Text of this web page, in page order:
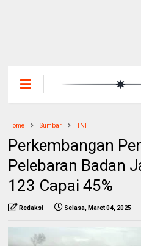
Home Sumbar TNI
Perkembangan
Pelebaran Badan
123 Capai 45%
Redaksi Selasa, Maret 04, 2025